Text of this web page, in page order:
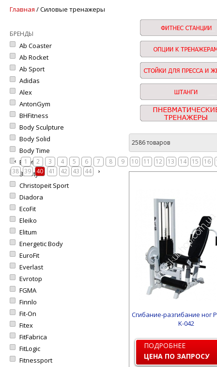
Главная / Силовые тренажеры
БРЕНДЫ
Ab Coaster
Ab Rocket
Ab Sport
Adidas
Alex
AntonGym
BHFitness
Body Sculpture
Body Solid
Body Time
Bowflex
BruStyle
Christopeit Sport
Diadora
EcoFit
Eleiko
Elitum
Energetic Body
EuroFit
Everlast
Evrotop
FGMA
Finnlo
Fit-On
Fitex
FitFabrica
FitLogic
Fitnessport
2586 товаров
1 2 3 4 5 6 7 8 9 10 11 12 13 14 15 16
38
39 40 41 42 43 44
Сгибание-разгибание ног
K-042
ПОДРОБНЕЕ
ЦЕНА ПО ЗАПРОСУ